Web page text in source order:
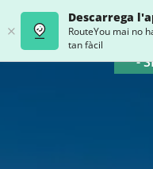
Descarrega
RouteYou mai no
tan fàcil
-